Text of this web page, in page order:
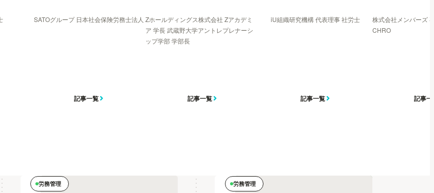
SATOグループ 日本社会保険労務士法人
記事一覧
Zホールディングス株式会社 Zアカデミ
ア 学長 武蔵野大学アントレプレナーシ
ップ学部 学部長
記事一覧
iU組織研究機構 代表理事 社労士
記事一覧
株式会社メンバーズ
CHRO
記事一
労務管理 労務管理